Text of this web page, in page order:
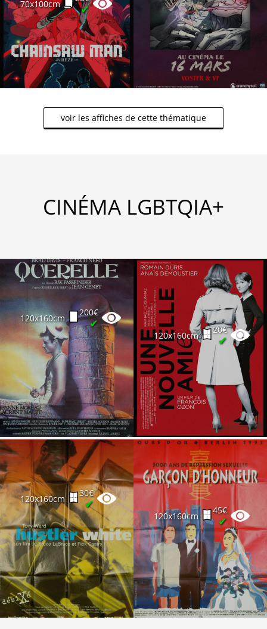
70x100cm ✔
voir les affiches de cette thématique
CINÉMA LGBTQIA+
120x160cm
200€
✔
120x160cm
20€
✔
120x160cm
30€
✔
120x160cm
45€
✔